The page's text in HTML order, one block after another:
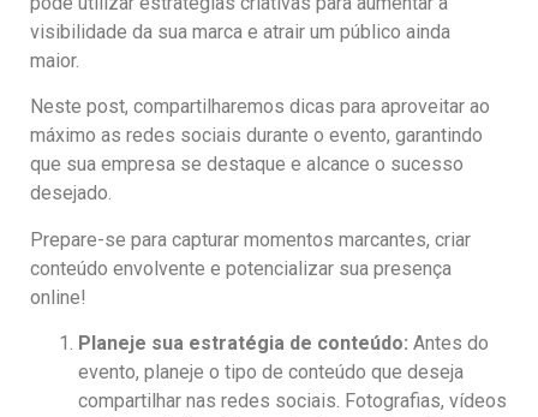
visibilidade da sua marca e atrair um público ainda
maior.
Neste post, compartilharemos dicas para aproveitar ao
máximo as redes sociais durante o evento, garantindo
que sua empresa se destaque e alcance o sucesso
desejado.
Prepare-se para capturar momentos marcantes, criar
conteúdo envolvente e potencializar sua presença
online!
Planeje sua estratégia de conteúdo: Antes do
evento, planeje o tipo de conteúdo que deseja
compartilhar nas redes sociais. Fotografias, vídeos